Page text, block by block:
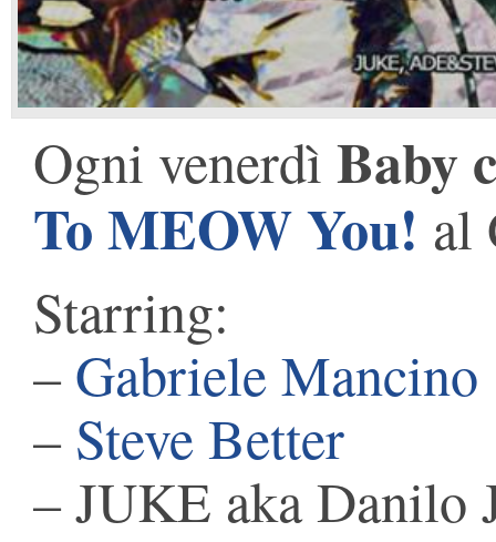
Ogni venerdì Baby
To MEOW You! al
Starring:
– Gabriele Mancino
– Steve Better
– JUKE aka Danilo